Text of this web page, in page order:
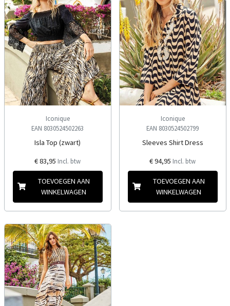
Iconique
EAN 8030524502263
Isla Top (zwart)
€ 83,95 Incl. btw
TOEVOEGEN AAN
WINKELWAGEN
Iconique
EAN 8030524502799
Sleeves Shirt Dress
€ 94,95 Incl. btw
TOEVOEGEN AAN
WINKELWAGEN